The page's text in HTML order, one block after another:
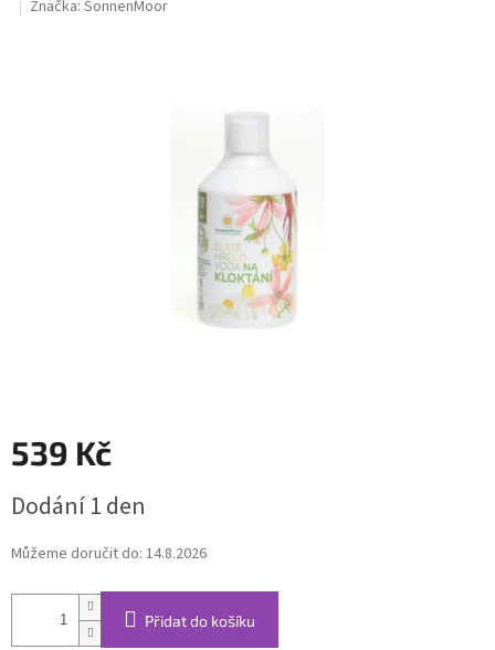
Značka: SonnenMoor
539 Kč
cena:
Dodání 1 den
Můžeme doručit do: 14.8.2026
Přidat do košíku